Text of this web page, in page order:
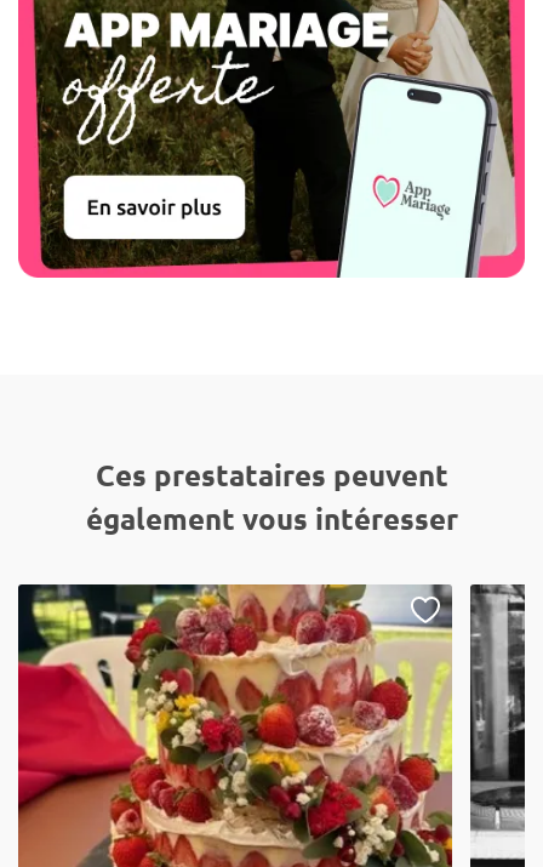
Ces prestataires peuvent
également vous intéresser